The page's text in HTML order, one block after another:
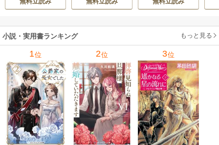
年度検定対応 1巻
年度検定対応 1巻
小説・実用書ランキング もっと見る
1位 2位 3位